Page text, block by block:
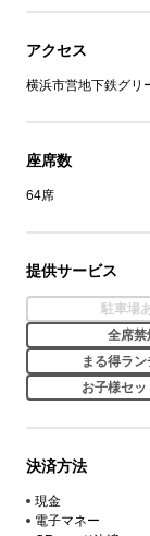
アクセス
横浜市営地下鉄グリ
座席数
64席
提供サービス
駐車場
全席禁
まる得ラン
お子様セッ
決済方法
現金
電子マネー